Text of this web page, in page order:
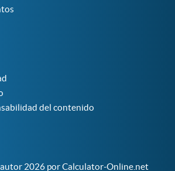
del contenido
2026 por Calculator-Online.net